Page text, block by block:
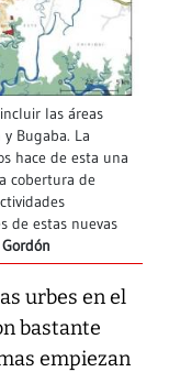
las áreas
Bugaba. La
hace de esta una
cobertura de
de estas nuevas
urbes en el
bastante
empiezan